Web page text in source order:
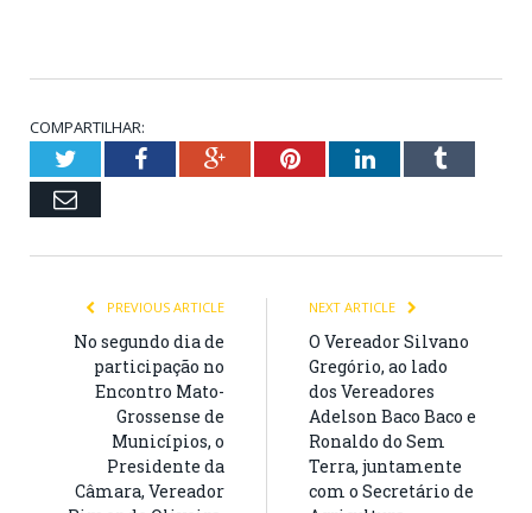
COMPARTILHAR:
TwitterFacebookGoogle+PinterestLinkedInTumblr
Email
PREVIOUS ARTICLE
No segundo dia de
participação no
Encontro Mato-
Grossense de
Municípios, o
Presidente da
Câmara, Vereador
NEXT ARTICLE
O Vereador Silvano
Gregório, ao lado
dos Vereadores
Adelson Baco Baco e
Ronaldo do Sem
Terra, juntamente
com o Secretário de